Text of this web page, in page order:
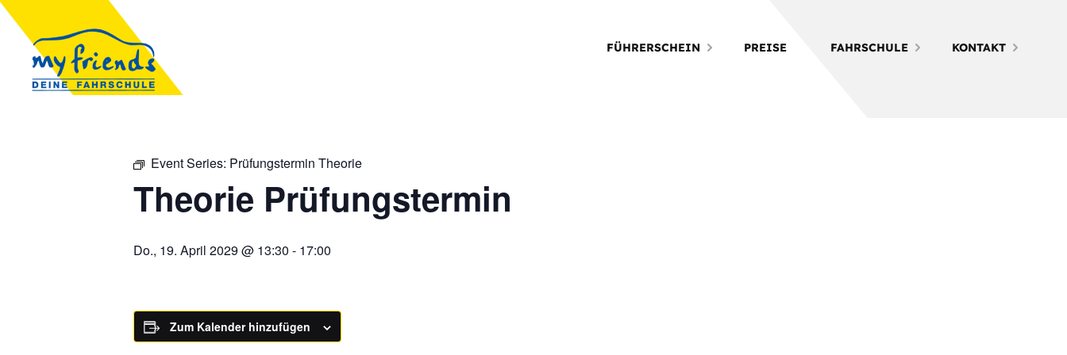
FÜHRERSCHEIN PREISE FAHRSCHULE KONTAKT
Event Series: Prüfungstermin Theorie
Theorie Prüfungstermin
Do., 19. April 2029 @ 13:30 - 17:00
Zum Kalender hinzufügen